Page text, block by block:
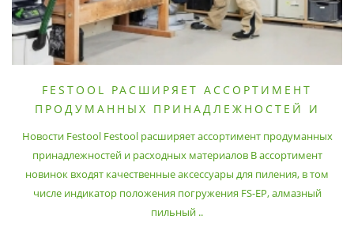
FESTOOL РАСШИРЯЕТ АССОРТИМЕНТ
ПРОДУМАННЫХ ПРИНАДЛЕЖНОСТЕЙ И
Новости Festool Festool расширяет ассортимент продуманных
принадлежностей и расходных материалов В ассортимент
новинок входят качественные аксессуары для пиления, в том
числе индикатор положения погружения FS-EP, алмазный
пильный ..